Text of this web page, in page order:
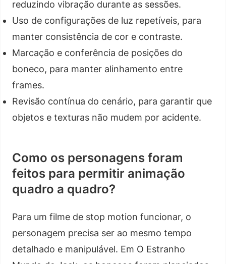
reduzindo vibração durante as sessões.
Uso de configurações de luz repetíveis, para
manter consistência de cor e contraste.
Marcação e conferência de posições do
boneco, para manter alinhamento entre
frames.
Revisão contínua do cenário, para garantir que
objetos e texturas não mudem por acidente.
Como os personagens foram
feitos para permitir animação
quadro a quadro?
Para um filme de stop motion funcionar, o
personagem precisa ser ao mesmo tempo
detalhado e manipulável. Em O Estranho